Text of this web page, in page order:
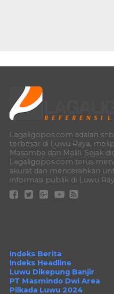
Lagaligopos.com adalah
terbesar di Luwu Raya,
Masamba dan Malili. Sejak
Lagaligopos.com terus
akurat dan mencerahkan
informasi publik di Luwu
Indeks Berita
Indeks Headline
Luwu Dikepung Banjir
PT Masmindo Dwi Area
Pilkada Luwu 2024